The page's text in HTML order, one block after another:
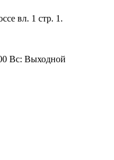
вл. 1 стр. 1.
Вс: Выходной